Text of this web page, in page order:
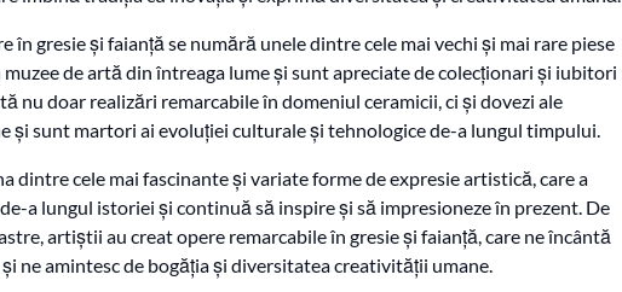
în gresie și faianță se numără unele dintre cele mai vechi și mai rare piese
de artă din întreaga lume și sunt apreciate de colecționari și iubitori
nu doar realizări remarcabile în domeniul ceramicii, ci și dovezi ale
și sunt martori ai evoluției culturale și tehnologice de-a lungul timpului.
dintre cele mai fascinante și variate forme de expresie artistică, care a
a lungul istoriei și continuă să inspire și să impresioneze în prezent. De
artiștii au creat opere remarcabile în gresie și faianță, care ne încântă
ne amintesc de bogăția și diversitatea creativității umane.